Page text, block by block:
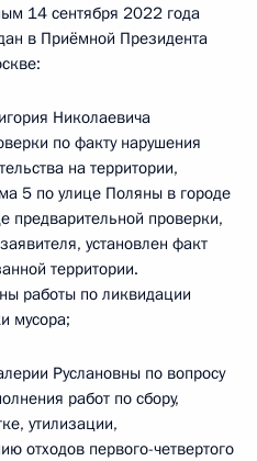
14 сентября 2022 года
в Приёмной Президента
Николаевича
по факту нарушения
на территории,
5 по улице Поляны в городе
предварительной проверки,
установлен факт
территории.
работы по ликвидации
мусора;
Руслановны по вопросу
работ по сбору,
утилизации,
отходов первого-четвертого